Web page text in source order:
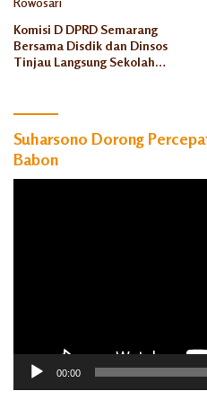
Komisi D DPRD Semarang
Bersama Disdik dan Dinsos
Tinjau Langsung Sekolah
Suharsono Dorong
Babon
00:00